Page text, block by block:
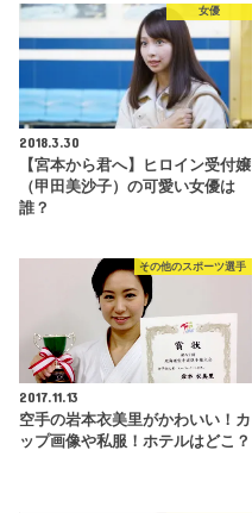
女優
2018.3.30
【宮本から君へ】ヒロイン受付嬢
（甲田美沙子）の可愛い女優は
誰？
その他のスポーツ選手
2017.11.13
空手の岩本衣美里がかわいい！カ
ップ画像や私服！ホテルはどこ？